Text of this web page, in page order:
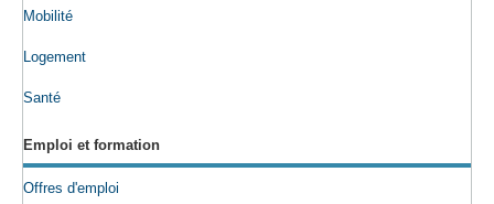
Mobilité
Logement
Santé
Emploi et formation
Offres d'emploi